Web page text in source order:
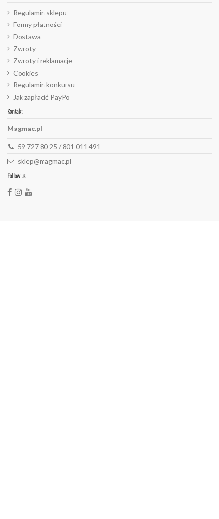
Regulamin sklepu
Formy płatności
Dostawa
Zwroty
Zwroty i reklamacje
Cookies
Regulamin konkursu
Jak zapłacić PayPo
Kontakt
Magmac.pl
59 727 80 25 / 801 011 491
sklep@magmac.pl
Follow us